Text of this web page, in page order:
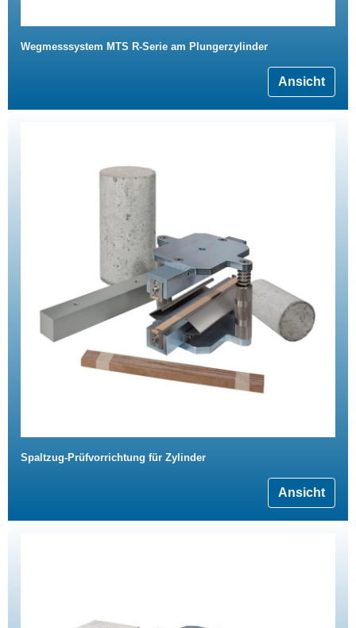
Wegmesssystem MTS R-Serie am Plungerzylinder
Ansicht
Spaltzug-Prüfvorrichtung für Zylinder
Ansicht